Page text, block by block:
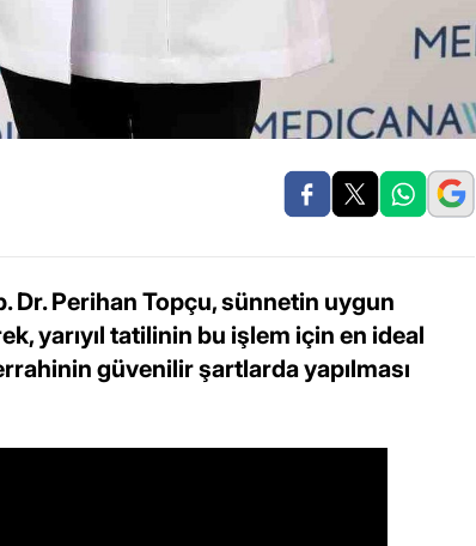
Dr. Perihan Topçu, sünnetin uygun
yarıyıl tatilinin bu işlem için en ideal
güvenilir şartlarda yapılması